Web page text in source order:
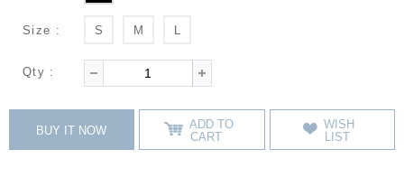
Size : S M L
Qty :
BUY IT NOW
ADD TO
CART
WISH
LIST